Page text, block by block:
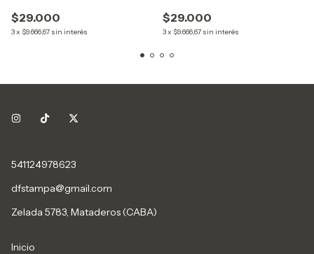
$29.000
3x $9.666,67 sin interés
$29.000
3x $9.666,67 sin interés
541124978623
dfstampa@gmail.com
Zelada 5783, Mataderos (CABA)
Inicio